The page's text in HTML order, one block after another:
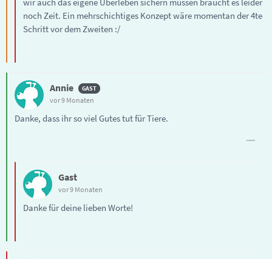
noch Zeit. Ein mehrschichtiges Konzept wäre momentan der 4te
Schritt vor dem Zweiten :/
Annie
vor 9 Monaten
Danke, dass ihr so viel Gutes tut für Tiere.
Gast
vor 9 Monaten
Danke für deine lieben Worte!